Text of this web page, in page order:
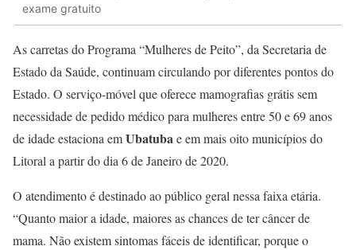
exame gratuito
As carretas do Programa “Mulheres de Peito”, da Secretaria de
Estado da Saúde, continuam circulando por diferentes pontos do
Estado. O serviço-móvel que oferece mamografias grátis sem
necessidade de pedido médico para mulheres entre 50 e 69 anos
de idade estaciona emUbatubae em mais oito municípios do
Litoral a partir do dia 6 de Janeiro de 2020.
O atendimento é destinado ao público geral nessa faixa etária.
“Quanto maior a idade, maiores as chances de ter câncer de
mama. Não existem sintomas fáceis de identificar, porque o